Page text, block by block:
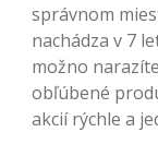
správnom
nachádza v 7
možno
obľúbené
akcií rýchle a